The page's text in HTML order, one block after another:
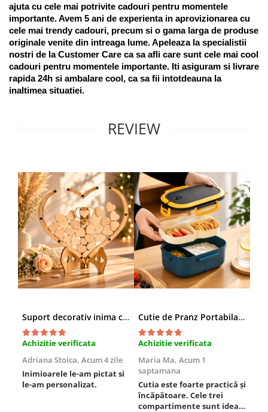
ajuta cu cele mai potrivite cadouri pentru momentele
importante. Avem 5 ani de experienta in aprovizionarea cu
cele mai trendy cadouri, precum si o gama larga de produse
originale venite din intreaga lume. Apeleaza la specialistii
nostri de la Customer Care ca sa afli care sunt cele mai cool
cadouri pentru momentele importante. Iti asiguram si livrare
rapida 24h si ambalare cool, ca sa fii intotdeauna la
inaltimea situatiei.
REVIEW
Suport decorativ inima cu mesaje, Cadou cu suflet
Achizitie verificata
Adriana Stoica, Acum 4 zile
Inimioarele le-am pictat si
le-am personalizat.
Cutie de Pranz Portabila cu Compartimente
Achizitie verificata
Maria Ma, Acum 1
saptamana
Cutia este foarte practică și
încăpătoare. Cele trei
compartimente sunt ideale